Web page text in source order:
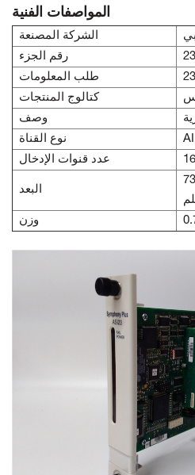
المواصفات الفنية
الشركة المصنعة
رقم الجزء
طلب المعلومات
كتالوج المنتجات
وصف
نوع القناة
AI
عدد قنوات الإدخال
16
البعد
ملم × 26.9
وزن